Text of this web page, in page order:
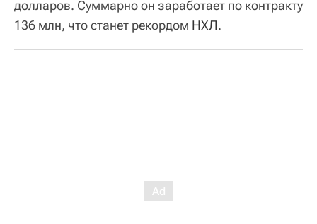
долларов. Суммарно он заработает по контракту
136 млн, что станет рекордом НХЛ.